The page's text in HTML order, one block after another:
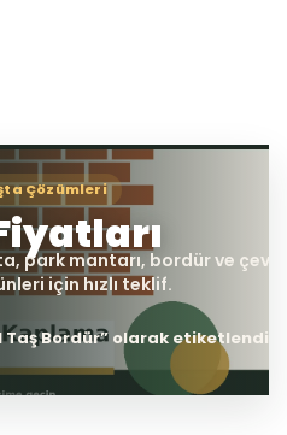
Taş Bordür” olarak etiketlendi